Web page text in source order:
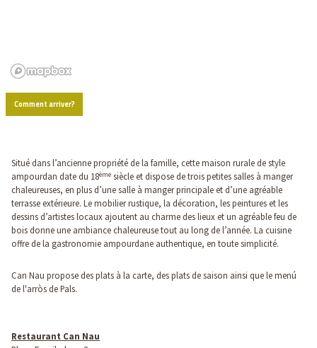
Comment arriver?
Situé dans l’ancienne propriété de la famille, cette maison rurale de style
ampourdan date du 18ème siècle et dispose de trois petites salles à manger
chaleureuses, en plus d’une salle à manger principale et d’une agréable
terrasse extérieure. Le mobilier rustique, la décoration, les peintures et les
dessins d’artistes locaux ajoutent au charme des lieux et un agréable feu de
bois donne une ambiance chaleureuse tout au long de l’année. La cuisine
offre de la gastronomie ampourdane authentique, en toute simplicité.
Can Nau propose des plats à la carte, des plats de saison ainsi que le menú
de l'arròs de Pals.
Restaurant Can Nau